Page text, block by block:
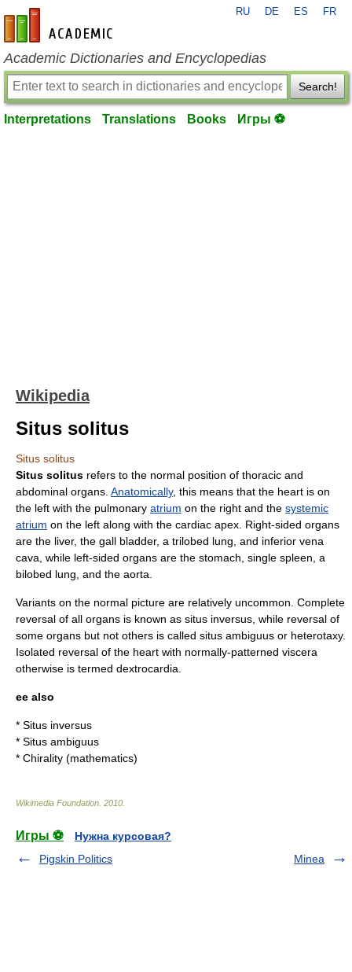
en-academic.com
RU DE ES FR
Academic Dictionaries and Encyclopedias
Search!
Interpretations Translations Books Игры ⚽
Wikipedia
Situs solitus
Situs solitus
Situs solitus refers to the normal position of thoracic and
abdominal organs. Anatomically, this means that the heart is on
the left with the pulmonary atrium on the right and the systemic
atrium on the left along with the cardiac apex. Right-sided organs
are the liver, the gall bladder, a trilobed lung , and inferior vena
cava , while left-sided organs are the stomach , single spleen , a
bilobed lung, and the aorta
Variants on the normal picture are relatively uncommon. Complete
reversal of all organs is known as situs inversus , while reversal of
some organs but not others is called situs ambiguus or heterotaxy.
Isolated reversal of the heart with normally-patterned viscera
otherwise is termed dextrocardia
ee also
* Situs inversus
* Situs ambiguus
* Chirality (mathematics)
Wikimedia Foundation 2010
Игры ⚽
Нужна курсовая?
Pigskin Politics
Minea